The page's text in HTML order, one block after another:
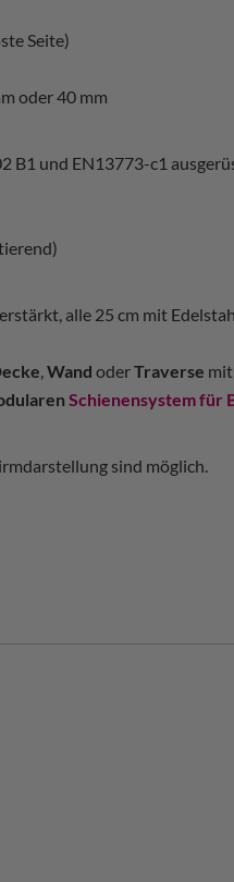
Seite)
oder 40 mm
B1 und EN13773-c1
alle 25 cm mit
,Wand oderTraverse mit
Schienensystem für
sind möglich.